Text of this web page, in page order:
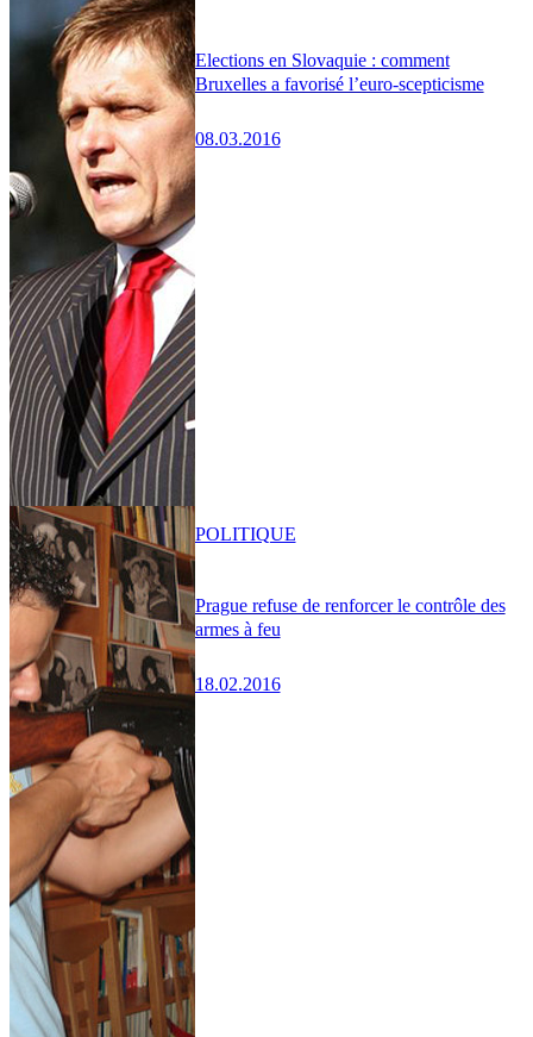
Elections en Slovaquie : comment
Bruxelles a favorisé l’euro-scepticisme
08.03.2016
Prague refuse de renforcer le contrôle des
armes à feu
18.02.2016
POLITIQUE